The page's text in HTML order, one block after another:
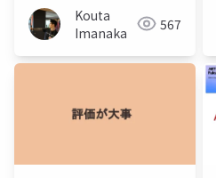
Kouta
Imanaka
567